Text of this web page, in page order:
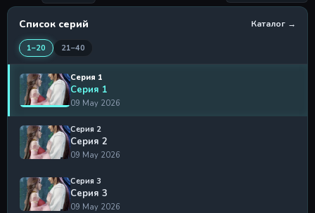
Список серий Каталог →
1–20 21–40
Серия 1
Серия 1
09 May 2026
Серия 2
Серия 2
09 May 2026
Серия 3
Серия 3
09 May 2026